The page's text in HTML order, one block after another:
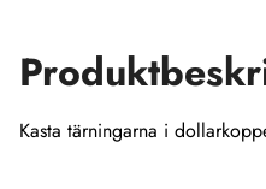
Kasta tärningarna i